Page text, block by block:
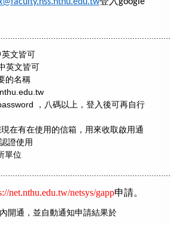
文皆可
英文皆可
的名稱
，八碼以上 ，登入後可再自行
在有在使用的信箱，用來收取啟用通
證使用
單位
net.nthu.edu.tw/netsys/gapp申請。
開通，並自動通知申請結果於